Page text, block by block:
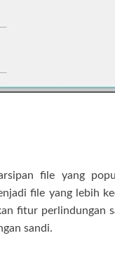
file yang
file yang lebih
fitur perlindungan
sandi.